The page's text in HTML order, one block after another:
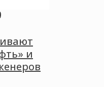
и